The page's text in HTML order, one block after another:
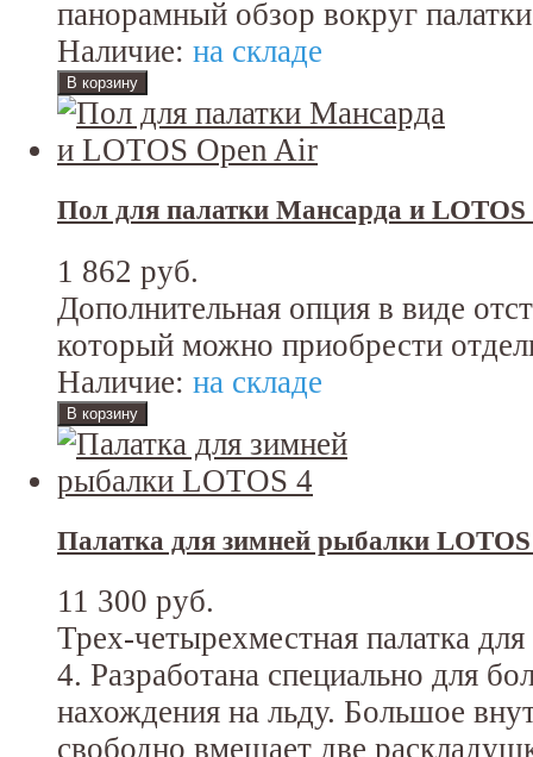
панорамный обзор вокруг
Наличие: на складе
Пол для палатки Мансарда и
1 862 руб.
Дополнительная опция в виде
который можно приобрести
Наличие: на складе
Палатка для зимней рыбалки
11 300 руб.
Трех-четырехместная палатка
4. Разработана специально для
нахождения на льду. Большое
свободно вмещает две